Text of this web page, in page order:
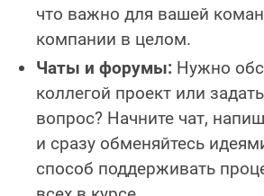
что важно для вашей
компании в целом.
Чаты и форумы: Нужно
коллегой проект или
вопрос? Начните чат,
и сразу обменяйтесь
способ поддерживать